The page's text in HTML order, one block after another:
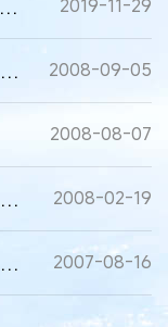
连亏13年，民族品牌两面针如何自救？ 2019-11-29
应重视跨国并购中民族品牌商标权流失 2008-09-05
2008-08-07
外资产品主导医药市场 对民族品牌冲击不可忽视 2008-02-19
中关村民族品牌精品方阵集体亮相 2007-08-16